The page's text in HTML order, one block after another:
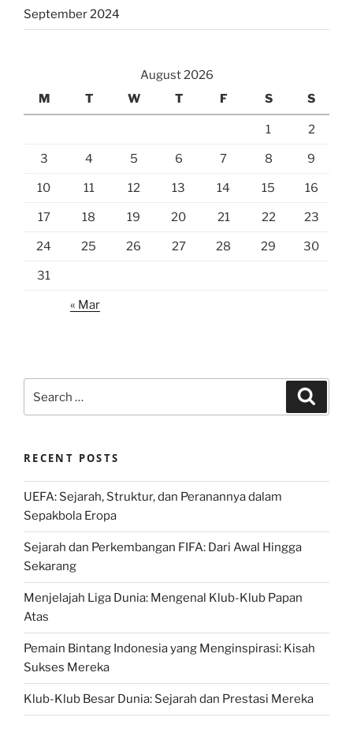
September 2024
August 2026
M
T W T F S S
1 2
3 4 5 6 7 8 9
10 11 12 13 14 15 16
17 18 19 20 21 22 23
24 25 26 27 28 29 30
31
« Mar
for:
RECENT POSTS
UEFA: Sejarah, Struktur, dan Peranannya dalam
Sepakbola Eropa
Sejarah dan Perkembangan FIFA: Dari Awal Hingga
Sekarang
Menjelajah Liga Dunia: Mengenal Klub-Klub Papan
Atas
Pemain Bintang Indonesia yang Menginspirasi: Kisah
Sukses Mereka
Klub-Klub Besar Dunia: Sejarah dan Prestasi Mereka